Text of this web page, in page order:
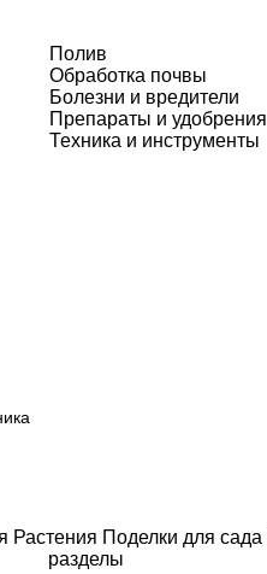
Полив
Обработка почвы
Болезни и вредители
Препараты и удобрения
Техника и инструменты
Растения Поделки для сада
разделы